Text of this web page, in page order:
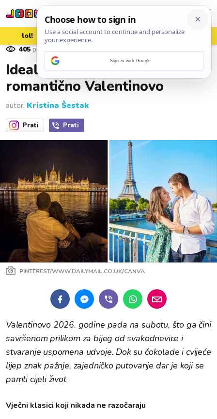
lol! aww vrh!
woot?!
405 pregleda 07. veljače 2026.
Idealne destinacije za
romantično Valentinovo
autor: Kristina Šestak
Prati Prati
PINTEREST/WWW.DAILYMAIL.CO.UK/CANVA
Valentinovo 2026. godine pada na subotu, što ga čini
savršenom prilikom za bijeg od svakodnevice i
stvaranje uspomena udvoje. Dok su čokolade i cvijeće
lijep znak pažnje, zajedničko putovanje dar je koji se
pamti cijeli život
Vječni klasici koji nikada ne razočaraju
Sign in with Google